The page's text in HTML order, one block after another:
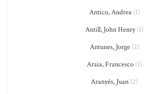
Antico, Andrea(1)
Antill, John Henry(1)
Antunes, Jorge(2)
Araia, Francesco (1)
Aranyés, Juan (2)